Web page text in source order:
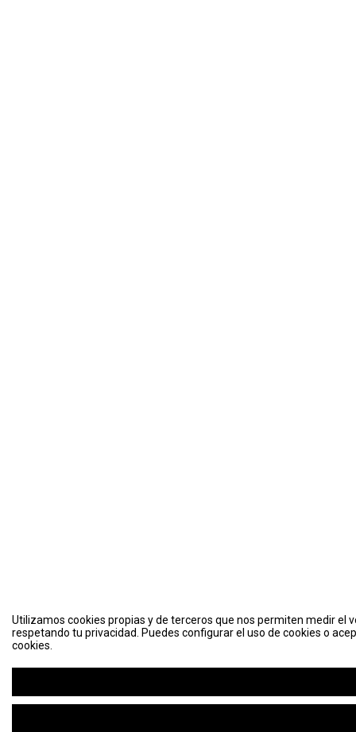
Utilizamos cookies propias y de terceros que nos permiten medir el
respetando tu privacidad. Puedes configurar el uso de cookies o
cookies.